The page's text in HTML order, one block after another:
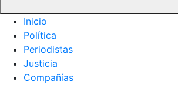
Inicio
Política
Periodistas
Justicia
Compañías